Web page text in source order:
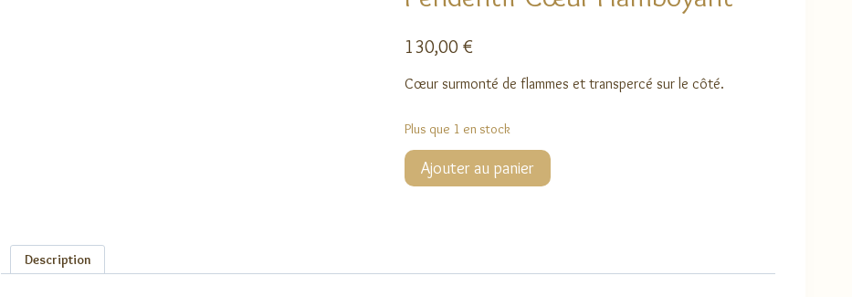
130,00 €
Cœur surmonté de flammes et transpercé sur le côté.
Plus que 1 en stock
quantité
Pendentif
Ajouter au panier
Description